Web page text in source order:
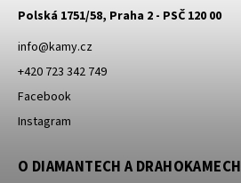
Polská 1751/58, Praha 2 - PSČ 120 00
info@kamy.cz
+420 723 342 749
Facebook
Instagram
O DIAMANTECH A DRAHOKAMECH